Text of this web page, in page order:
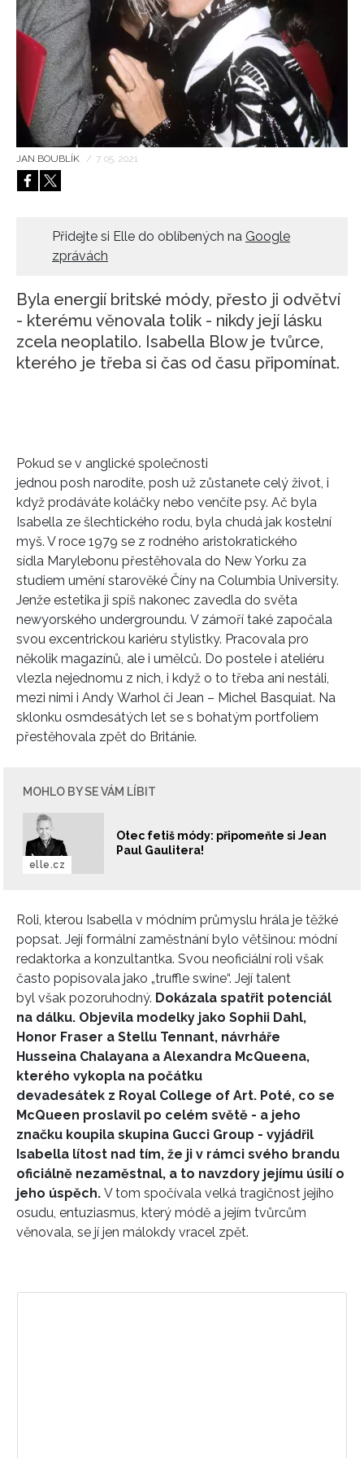
HOME
JAN BOUBLÍK / 7. 05. 2021
Přidejte si Elle do oblíbených na Google
zprávách
Byla energií britské módy, přesto ji odvětví
- kterému věnovala tolik - nikdy její lásku
zcela neoplatilo. Isabella Blow je tvůrce,
kterého je třeba si čas od času připomínat.
Pokud se v anglické společnosti
jednou posh narodíte, posh už zůstanete celý život, i
když prodáváte koláčky nebo venčíte psy. Ač byla
Isabella ze šlechtického rodu, byla chudá jak kostelní
myš. V roce 1979 se z rodného aristokratického
sídla Marylebonu přestěhovala do New Yorku za
studiem umění starověké Číny na Columbia University.
Jenže estetika ji spíš nakonec zavedla do světa
newyorského undergroundu. V zámoří také započala
svou excentrickou kariéru stylistky. Pracovala pro
několik magazínů, ale i umělců. Do postele i ateliéru
vlezla nejednomu z nich, i když o to třeba ani nestáli,
mezi nimi i Andy Warhol či Jean – Michel Basquiat. Na
sklonku osmdesátých let se s bohatým portfoliem
přestěhovala zpět do Británie.
MOHLO BY SE VÁM LÍBIT
Otec fetiš módy: připomeňte si Jean
Paul Gaulitera!
elle.cz
Roli, kterou Isabella v módním průmyslu hrála je těžké
popsat. Její formální zaměstnání bylo většinou: módní
redaktorka a konzultantka. Svou neoficiální roli však
často popisovala jako „truffle swine“. Její talent
byl však pozoruhodný. Dokázala spatřit potenciál
na dálku. Objevila modelky jako Sophii Dahl,
Honor Fraser a Stellu Tennant, návrháře
Husseina Chalayana a Alexandra McQueena,
kterého vykopla na počátku
devadesátek z Royal College of Art. Poté, co se
McQueen proslavil po celém světě - a jeho
značku koupila skupina Gucci Group - vyjádřil
Isabella lítost nad tím, že ji v rámci svého brandu
oficiálně nezaměstnal, a to navzdory jejímu úsilí o
jeho úspěch. V tom spočívala velká tragičnost jejího
osudu, entuziasmus, který módě a jejím tvůrcům
věnovala, se jí jen málokdy vracel zpět.